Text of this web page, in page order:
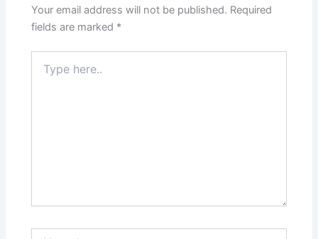
k
Your email address will not be published. Required
fields are marked *
here..